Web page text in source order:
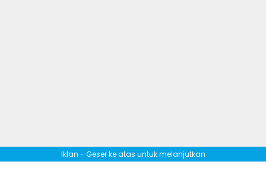
Iklan - Geser ke atas untuk melanjutkan